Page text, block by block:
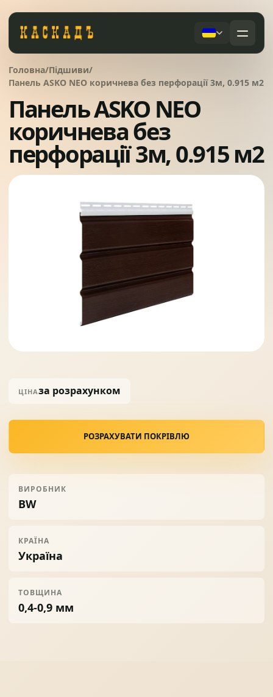
Послуги
Дах під ключ
Сервісне обслуговування
Про компанію
01 Черепиця та комплектуючі
02 Фасади та тераси
03 Заборы
Солнце защита
08 Навіси з полікарбонату
Головна/Підшиви/
Панель ASKO NEO коричнева без перфорації 3м, 0.915 м2
Панель ASKO NEO
коричнева без
перфорації 3м, 0.915 м2
ЦІНАза розрахунком
РОЗРАХУВАТИ ПОКРІВЛЮ
ВИРОБНИК
BW
КРАЇНА
Україна
ТОВЩИНА
0,4-0,9 мм